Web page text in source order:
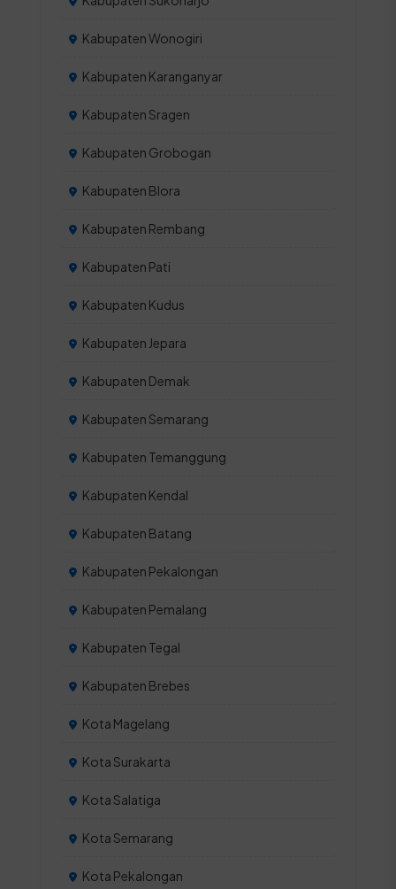
Kabupaten Wonogiri
Kabupaten Karanganyar
Kabupaten Sragen
Kabupaten Grobogan
Kabupaten Blora
Kabupaten Rembang
Kabupaten Pati
Kabupaten Kudus
Kabupaten Jepara
Kabupaten Demak
Kabupaten Semarang
Kabupaten Temanggung
Kabupaten Kendal
Kabupaten Batang
Kabupaten Pekalongan
Kabupaten Pemalang
Kabupaten Tegal
Kabupaten Brebes
Kota Magelang
Kota Surakarta
Kota Salatiga
Kota Semarang
Kota Pekalongan